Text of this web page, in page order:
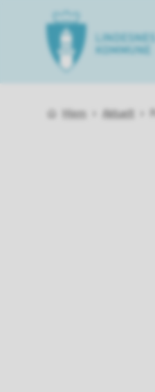
Du er her:
Hjem Aktuelt